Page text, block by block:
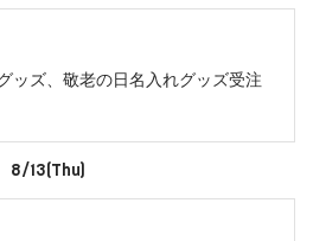
ッズ、敬老の日名入れグッズ受注
8/13(Thu)